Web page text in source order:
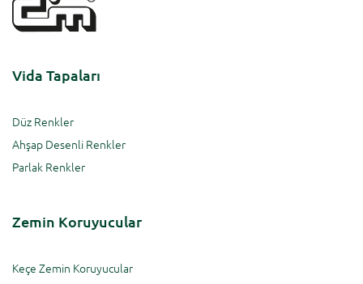
Vida Tapaları
Düz Renkler
Ahşap Desenli Renkler
Parlak Renkler
Zemin Koruyucular
Keçe Zemin Koruyucular